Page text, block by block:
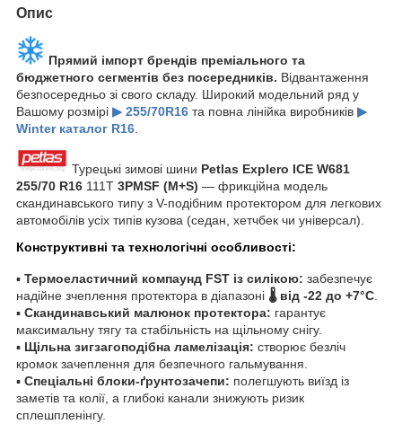
Опис
Прямий імпорт брендів преміального та
бюджетного сегментів без посередників. Відвантаження
безпосередньо зі свого складу. Широкий модельний ряд у
Вашому розмірі ▶ 255/70R16 та повна лінійка виробників ▶
Winter каталог R16
Турецькі зимові шини Petlas Explero ICE W681
255/70 R16 111T 3PMSF (M+S) — фрикційна модель
скандинавського типу з V-подібним протектором для легкових
автомобілів усіх типів кузова (седан, хетчбек чи універсал).
Конструктивні та технологічні особливості:
▪ Термоеластичний компаунд FST із силікою: забезпечує
надійне зчеплення протектора в діапазоні 🌡️ від -22 до +7°C.
▪ Скандинавський малюнок протектора: гарантує
максимальну тягу та стабільність на щільному снігу.
▪ Щільна зигзагоподібна ламелізація: створює безліч
кромок зачеплення для безпечного гальмування.
▪ Спеціальні блоки-ґрунтозачепи: полегшують виїзд із
заметів та колії, а глибокі канали знижують ризик
сплешпленінгу.